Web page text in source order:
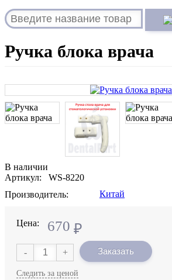
Ручка блока врача
В наличии
Артикул: WS-8220
Производитель:
Китай
Цена: 670 ₽
- + Заказать
Следить за ценой